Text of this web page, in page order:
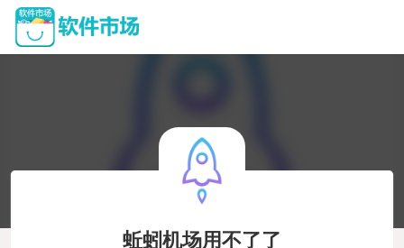
蚯蚓机场用不了了